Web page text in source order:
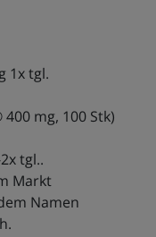
1x tgl.
mg, 100 Stk)
tgl..
Markt
Namen